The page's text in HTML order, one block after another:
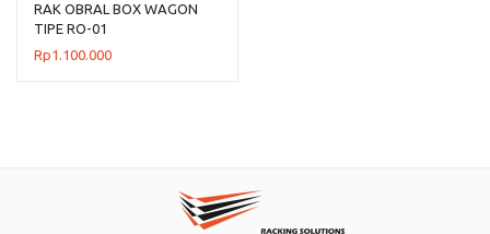
RAK OBRAL BOX WAGON
TIPE RO-01
Rp1.100.000